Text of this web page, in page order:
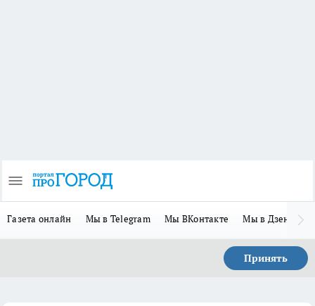
Газета онлайн Мы в Telegram Мы ВКонтакте Мы в Дзене
Принять